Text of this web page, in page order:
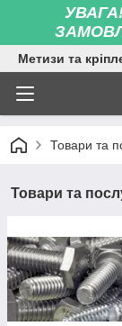
Метизи та
Товари та
Товари та